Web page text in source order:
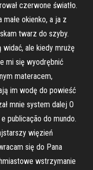
czerwone światło.
małe okienko, a ja z
twarz do szyby.
ale kiedy mrużę
mi się wyodrębnić
materacem,
im wodę do powieść
mnie system dalej O
publicação do mundo.
więzień
się do Pana
wstrzymanie